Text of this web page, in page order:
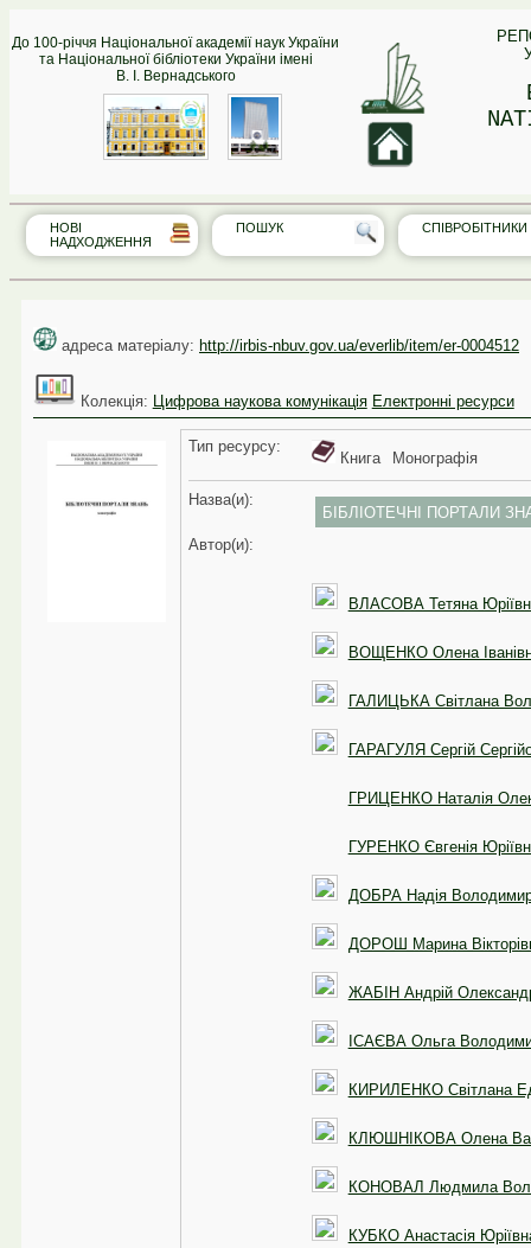
До 100-річчя Національної академії наук України
та Національної бібліотеки України імені
В. І. Вернадського
НОВІ
НАДХОДЖЕННЯ
ПОШУК СПІВРО‎БІТНИКИ
адреса матеріалу: http://irbis-nbuv.gov.ua/everlib/item/er-0004512
Колекція: Цифрова наукова комунікація Електронні ресурси
Тип реcурсу:
Книга Монографія
Назва(и):
БІБЛІОТЕЧНІ ПОРТАЛИ
Автор(и):
ВЛАСОВА Тетяна
ВОЩЕНКО Олена
ГАЛИЦЬКА Світлана
ГАРАГУЛЯ Сергій
ГРИЦЕНКО Наталія
ГУРЕНКО Євгенія
ДОБРА Надія
ДОРОШ Марина
ЖАБІН Андрій
ІСАЄВА Ольга
КИРИЛЕНКО Світлана
КЛЮШНІКОВА Олена
КОНОВАЛ Людмила
КУБКО Анастасія